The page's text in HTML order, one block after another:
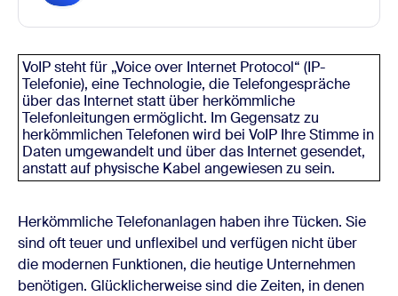
VoIP steht für „Voice over Internet Protocol“ (IP-
Telefonie), eine Technologie, die Telefongespräche
über das Internet statt über herkömmliche
Telefonleitungen ermöglicht. Im Gegensatz zu
herkömmlichen Telefonen wird bei VoIP Ihre Stimme in
Daten umgewandelt und über das Internet gesendet,
anstatt auf physische Kabel angewiesen zu sein.
Herkömmliche Telefonanlagen haben ihre Tücken. Sie
sind oft teuer und unflexibel und verfügen nicht über
die modernen Funktionen, die heutige Unternehmen
benötigen. Glücklicherweise sind die Zeiten, in denen